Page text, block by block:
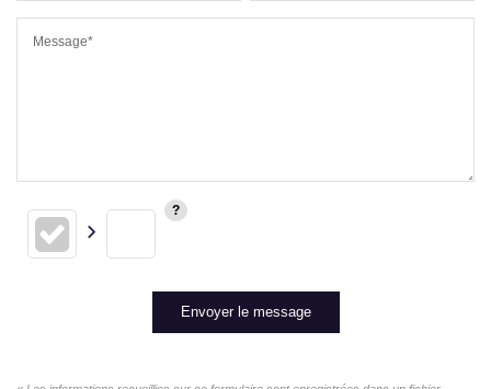
Message*
Envoyer le message